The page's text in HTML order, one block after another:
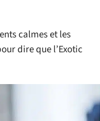
calmes et les
dire que l’Exotic